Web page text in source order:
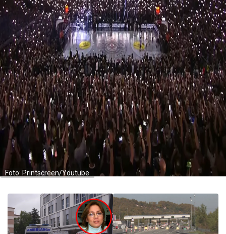
Foto: Printscreen/Youtube